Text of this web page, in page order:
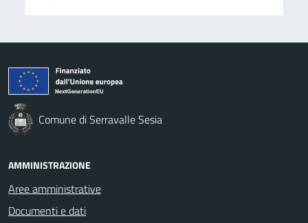
Comune di Serravalle Sesia
AMMINISTRAZIONE
Aree amministrative
Documenti e dati